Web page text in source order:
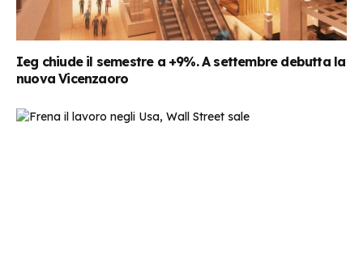
Ieg chiude il semestre a +9%. A settembre debutta la
nuova Vicenzaoro